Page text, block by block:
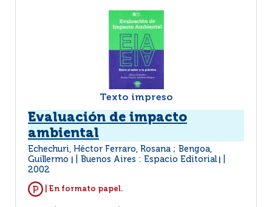
Texto impreso
Evaluación de impacto
ambiental
Echechuri, Héctor Ferraro, Rosana ; Bengoa,
Guillermo
Buenos Aires : Espacio Editorial
2002
| En formato papel.